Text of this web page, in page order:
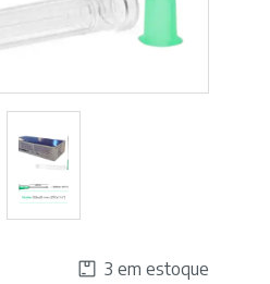
3 em estoque